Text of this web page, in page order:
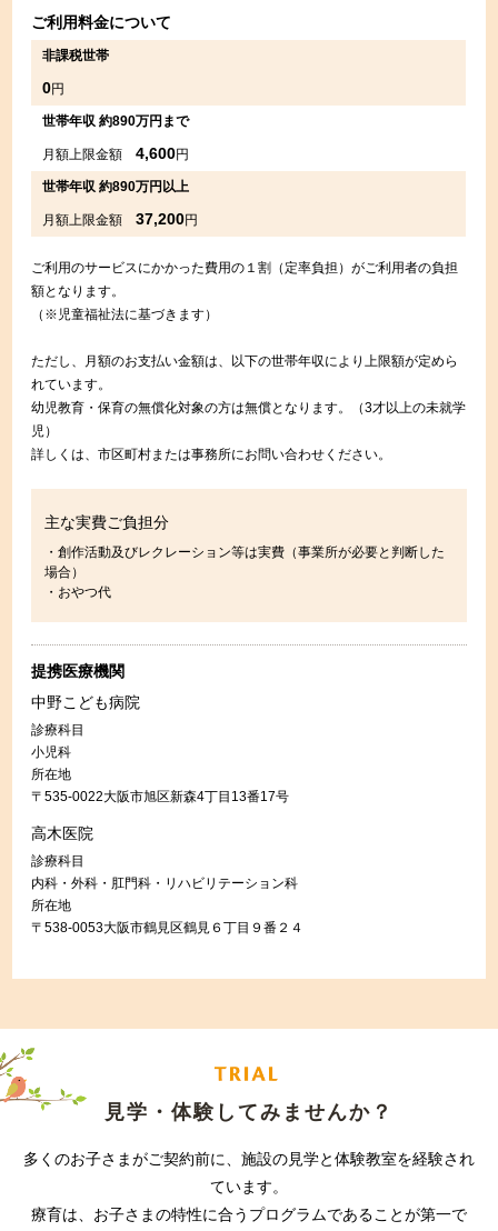
ご利用料金について
非課税世帯
0円
世帯年収 約890万円まで
月額上限金額4,600円
世帯年収 約890万円以上
月額上限金額37,200円
ご利用のサービスにかかった費用の１割（定率負担）がご利用者の負担
額となります。
（※児童福祉法に基づきます）
ただし、月額のお支払い金額は、以下の世帯年収により上限額が定めら
れています。
幼児教育・保育の無償化対象の方は無償となります。（3才以上の未就学
児）
詳しくは、市区町村または事務所にお問い合わせください。
主な実費ご負担分
・創作活動及びレクレーション等は実費（事業所が必要と判断した
場合）
・おやつ代
提携医療機関
中野こども病院
診療科目
小児科
所在地
〒535-0022大阪市旭区新森4丁目13番17号
高木医院
診療科目
内科・外科・肛門科・リハビリテーション科
所在地
〒538-0053大阪市鶴見区鶴見６丁目９番２４
見学・体験してみませんか？
多くのお子さまがご契約前に、施設の見学と体験教室を経験され
ています。
療育は、お子さまの特性に合うプログラムであることが第一で